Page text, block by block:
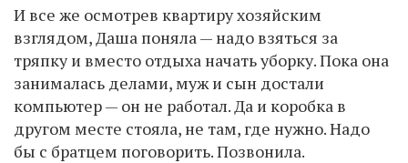
И все же осмотрев квартиру хозяйским
взглядом, Даша поняла — надо взяться за
тряпку и вместо отдыха начать уборку. Пока она
занималась делами, муж и сын достали
компьютер — он не работал. Да и коробка в
другом месте стояла, не там, где нужно. Надо
бы с братцем поговорить. Позвонила.